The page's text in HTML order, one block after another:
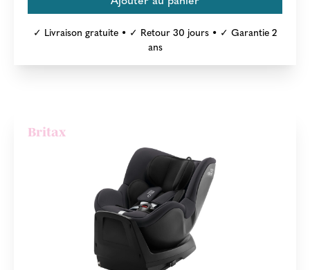
✓ Livraison gratuite • ✓ Retour 30 jours • ✓ Garantie 2
ans
Britax